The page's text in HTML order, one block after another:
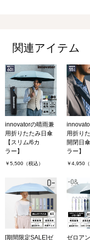
トで傘を買おうとしてたけ
でた時にこちらの傘を発見
がしっかりしてそうだった
り．．．
（1件）購入者
投稿日：2026年03月11日
愛用していました。
プボタン(というんですかね)
たのは、少々．．．
購入者
年02月03日
関連アイテム
innovatorの晴雨兼
用折りたたみ日傘
【スリム/6カ
ラー】
￥5,500（税込）
用折り
開閉日
ラー】
￥4,950（
[期間限定SALE]ゼ ゼロア